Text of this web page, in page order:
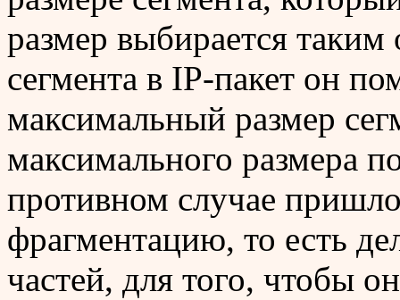
размер выбирается
сегмента в IP-пакет он
максимальный размер
максимального размера
противном случае
фрагментацию, то есть
частей, для того, чтобы